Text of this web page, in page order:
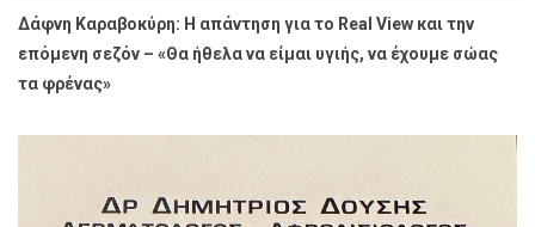
Δάφνη Καραβοκύρη: Η απάντηση για το Real View και την
επόμενη σεζόν – «Θα ήθελα να είμαι υγιής, να έχουμε σώας
τα φρένας»